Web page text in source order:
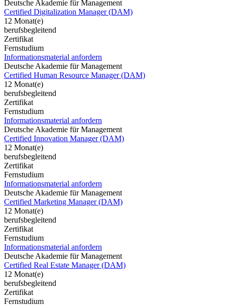
Deutsche Akademie für Management
Certified Digitalization Manager (DAM)
12 Monat(e)
berufsbegleitend
Zertifikat
Fernstudium
Informationsmaterial anfordern
Deutsche Akademie für Management
Certified Human Resource Manager (DAM)
12 Monat(e)
berufsbegleitend
Zertifikat
Fernstudium
Informationsmaterial anfordern
Deutsche Akademie für Management
Certified Innovation Manager (DAM)
12 Monat(e)
berufsbegleitend
Zertifikat
Fernstudium
Informationsmaterial anfordern
Deutsche Akademie für Management
Certified Marketing Manager (DAM)
12 Monat(e)
berufsbegleitend
Zertifikat
Fernstudium
Informationsmaterial anfordern
Deutsche Akademie für Management
Certified Real Estate Manager (DAM)
12 Monat(e)
berufsbegleitend
Zertifikat
Fernstudium